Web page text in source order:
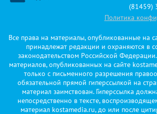
(81459)
Политика
Все права на материалы, опубликованные на
принадлежат редакции и охраняются в
законодательством Российской
материалов, опубликованных на сайте
только с письменного разрешения
обязательной прямой гиперссылкой на
материал заимствован. Гиперссылка
непосредственно в тексте,
материал kostamedia.ru, до или после